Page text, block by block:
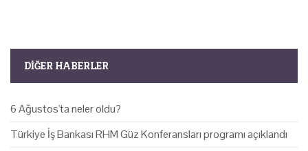
DIĞER HABERLER
6 Ağustos'ta neler oldu?
Türkiye İş Bankası RHM Güz Konferansları programı açıklandı